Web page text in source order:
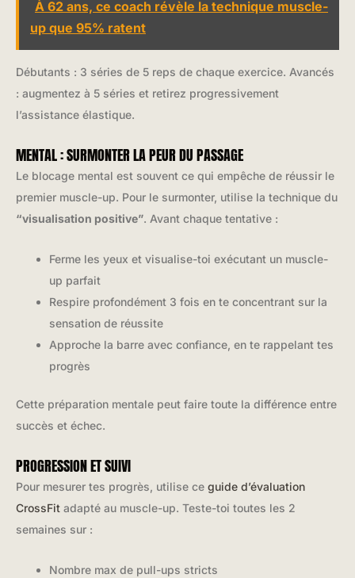
À 62 ans, ce coach révèle la technique muscle-
up que 95% ratent
Débutants : 3 séries de 5 reps de chaque exercice. Avancés
: augmentez à 5 séries et retirez progressivement
l’assistance élastique.
MENTAL : SURMONTER LA PEUR DU PASSAGE
Le blocage mental est souvent ce qui empêche de réussir le
premier muscle-up. Pour le surmonter, utilise la technique du
“visualisation positive”. Avant chaque tentative :
Ferme les yeux et visualise-toi exécutant un muscle-
up parfait
Respire profondément 3 fois en te concentrant sur la
sensation de réussite
Approche la barre avec confiance, en te rappelant tes
progrès
Cette préparation mentale peut faire toute la différence entre
succès et échec.
PROGRESSION ET SUIVI
Pour mesurer tes progrès, utilise ce guide d’évaluation
CrossFit adapté au muscle-up. Teste-toi toutes les 2
semaines sur :
Nombre max de pull-ups stricts